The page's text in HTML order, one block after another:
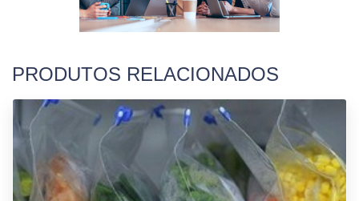
PRODUTOS RELACIONADOS